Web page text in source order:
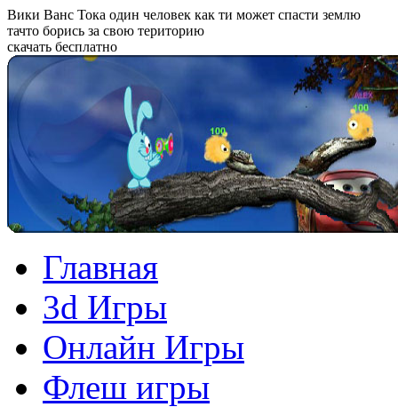
Вики Ванс Тока один человек как ти может спасти землю
тачто борись за свою територию
скачать бесплатно
Главная
3d Игры
Онлайн Игры
Флеш игры